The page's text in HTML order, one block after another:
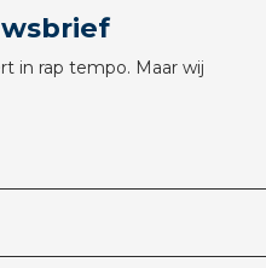
in rap tempo. Maar wij